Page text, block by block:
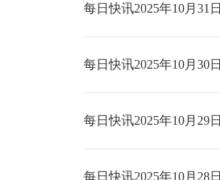
每日快讯2025年10月31日
每日快讯2025年10月30日
每日快讯2025年10月29日
每日快讯2025年10月28日